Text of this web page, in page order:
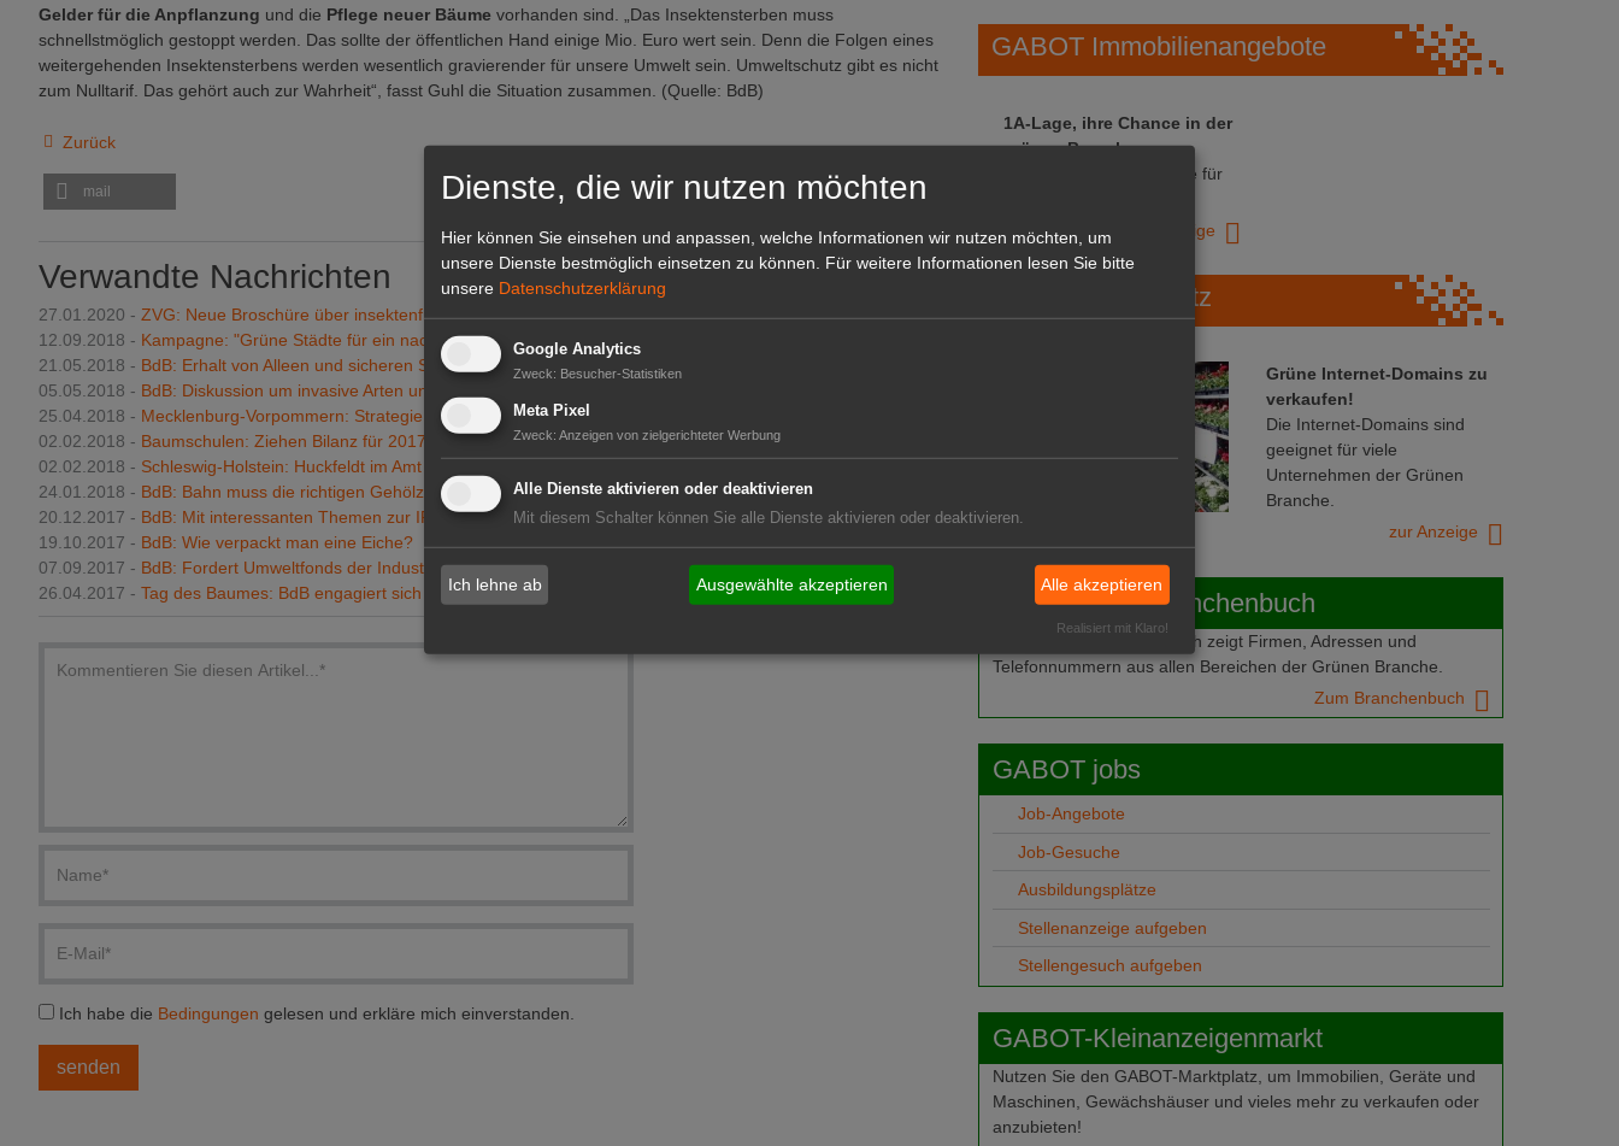
Gelder für die Anpflanzung und die Pflege neuer Bäume vorhanden sind. „Das Insektensterben muss
schnellstmöglich gestoppt werden. Das sollte der öffentlichen Hand einige Mio. Euro wert sein. Denn die Folgen eines
weitergehenden Insektensterbens werden wesentlich gravierender für unsere Umwelt sein. Umweltschutz gibt es nicht
zum Nulltarif. Das gehört auch zur Wahrheit“, fasst Guhl die Situation zusammen. (Quelle: BdB)
Zurück
mail
Verwandte Nachrichten
27.01.2020 - ZVG: Neue Broschüre über insektenfreundliche Pflanzen
12.09.2018 - Kampagne: "Grüne Städte für ein nachhaltiges Europa"
21.05.2018 - BdB: Erhalt von Alleen und sicheren Straßen
05.05.2018 - BdB: Diskussion um invasive Arten und Pflanzenschutz
25.04.2018 - Mecklenburg-Vorpommern: Strategie zum Insektenschutz
02.02.2018 - Baumschulen: Ziehen Bilanz für 2017
02.02.2018 - Schleswig-Holstein: Huckfeldt im Amt bestätigt
24.01.2018 - BdB: Bahn muss die richtigen Gehölze pflanzen
20.12.2017 - BdB: Mit interessanten Themen zur IPM 2018
19.10.2017 - BdB: Wie verpackt man eine Eiche?
07.09.2017 - BdB: Fordert Umweltfonds der Industrie
26.04.2017 - Tag des Baumes: BdB engagiert sich
Ich habe die Bedingungen gelesen und erkläre mich einverstanden.
GABOT Immobilienangebote
1A-Lage, ihre Chance in der
grünen Branche
Repräsentative Immobilie für
zur Anzeige
GABOT Marktplatz
Grüne Internet-Domains zu
verkaufen!
Die Internet-Domains sind
geeignet für viele
Unternehmen der Grünen
Branche.
zur Anzeige
Das GABOT-Branchenbuch
Das GABOT-Branchenbuch zeigt Firmen, Adressen und
Telefonnummern aus allen Bereichen der Grünen Branche.
Zum Branchenbuch
GABOT jobs
Job-Angebote
Job-Gesuche
Ausbildungsplätze
Stellenanzeige aufgeben
Stellengesuch aufgeben
GABOT-Kleinanzeigenmarkt
Nutzen Sie den GABOT-Marktplatz, um Immobilien, Geräte und
Maschinen, Gewächshäuser und vieles mehr zu verkaufen oder
anzubieten!
Dienste, die wir nutzen möchten
Hier können Sie einsehen und anpassen, welche Informationen wir nutzen möchten, um
unsere Dienste bestmöglich einsetzen zu können.
Für weitere Informationen lesen Sie bitte
unsere Datenschutzerklärung
Google Analytics
Zweck: Besucher-Statistiken
Meta Pixel
Zweck: Anzeigen von zielgerichteter Werbung
Alle Dienste aktivieren oder deaktivieren
Mit diesem Schalter können Sie alle Dienste aktivieren oder deaktivieren.
Ich lehne ab Ausgewählte akzeptieren Alle akzeptieren
Realisiert mit Klaro!